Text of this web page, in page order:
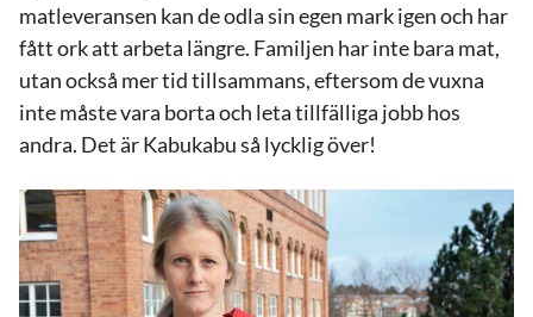
matleveransen kan de odla sin egen mark igen och har
fått ork att arbeta längre. Familjen har inte bara mat,
utan också mer tid tillsammans, eftersom de vuxna
inte måste vara borta och leta tillfälliga jobb hos
andra. Det är Kabukabu så lycklig över!